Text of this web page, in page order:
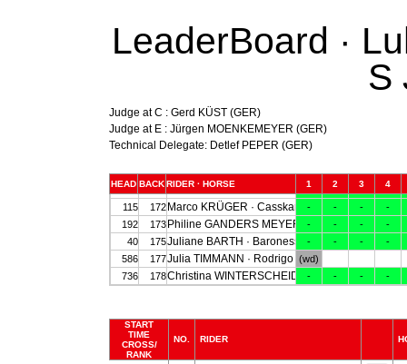
LeaderBoard ·
S
Judge at C : Gerd KÜST (GER)
Judge at E : Jürgen MOENKEMEYER (GER)
Technical Delegate: Detlef PEPER (GER)
START
TIME
CROSS/
RANK
NO. RIDER